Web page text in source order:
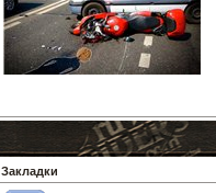
Закладки